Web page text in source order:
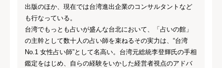
出版のほか、現在では台湾進出企業のコンサルタントなど
も行なっている。
台湾でもっとも占いが盛んな台北において、「占いの館」
の主幹として数十人の占い師を束ねるその実力は、“台湾
No.1 女性占い師”として名高い。台湾元総統李登輝氏の手相
鑑定をはじめ、自らの経験をいかした経営者視点のアドバ